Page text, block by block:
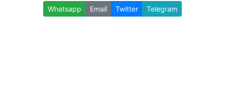
Whatsapp Email Twitter Telegram